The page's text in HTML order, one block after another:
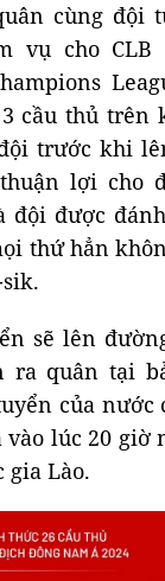
cùng đội
vụ cho
cầu thủ trên
trước khi
lợi cho
đội được
thứ hẳn
sẽ lên
ra quân tại
của nước
lúc 20 giờ
gia Lào.